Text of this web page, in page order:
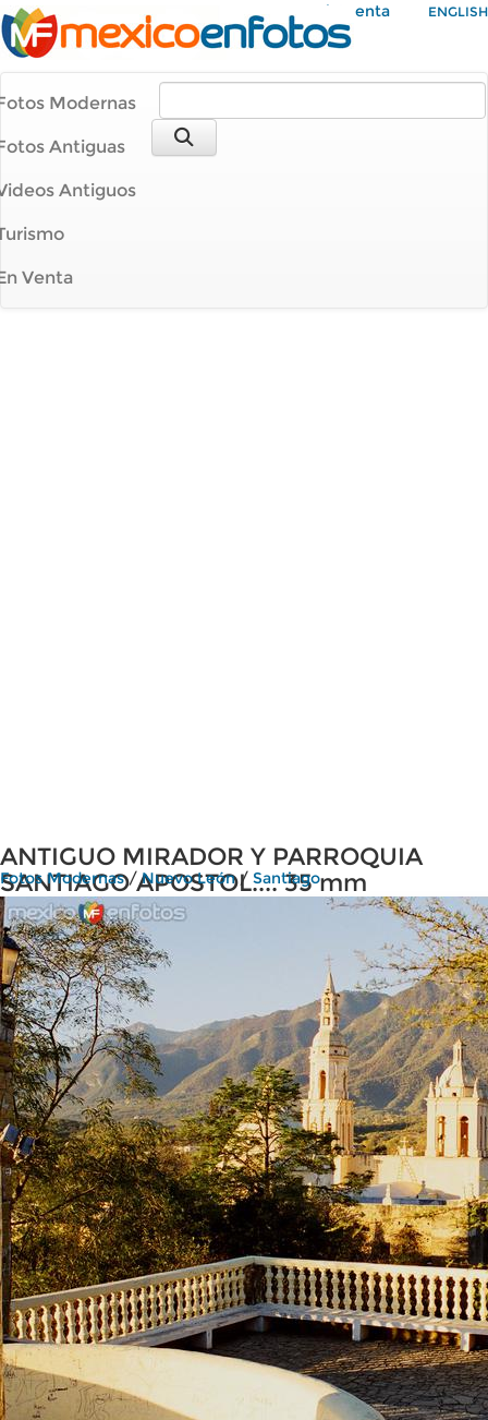
Mi Cuenta ENGLISH
Modernas
Antiguas
Antiguos
Venta
ANTIGUO MIRADOR Y PARROQUIA
SANTIAGO APOSTOL.... 35 mm
Fotos Modernas/Nuevo León/ Santiago